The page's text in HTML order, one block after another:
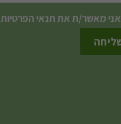
אני מאשר/ת אתתנאי הפרטיות